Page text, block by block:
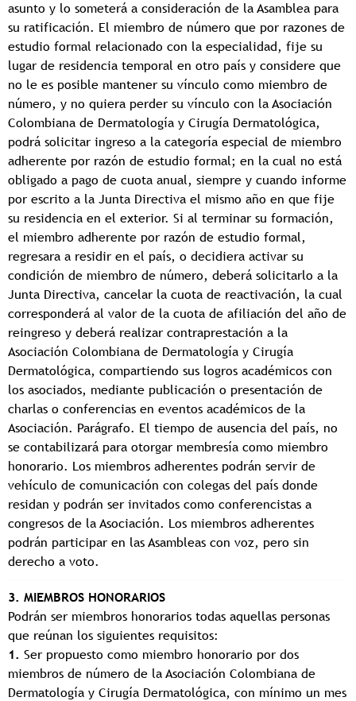
asunto y lo someterá a consideración de la Asamblea para
su ratificación. El miembro de número que por razones de
estudio formal relacionado con la especialidad, fije su
lugar de residencia temporal en otro país y considere que
no le es posible mantener su vínculo como miembro de
número, y no quiera perder su vínculo con la Asociación
Colombiana de Dermatología y Cirugía Dermatológica,
podrá solicitar ingreso a la categoría especial de miembro
adherente por razón de estudio formal; en la cual no está
obligado a pago de cuota anual, siempre y cuando informe
por escrito a la Junta Directiva el mismo año en que fije
su residencia en el exterior. Si al terminar su formación,
el miembro adherente por razón de estudio formal,
regresara a residir en el país, o decidiera activar su
condición de miembro de número, deberá solicitarlo a la
Junta Directiva, cancelar la cuota de reactivación, la cual
corresponderá al valor de la cuota de afiliación del año de
reingreso y deberá realizar contraprestación a la
Asociación Colombiana de Dermatología y Cirugía
Dermatológica, compartiendo sus logros académicos con
los asociados, mediante publicación o presentación de
charlas o conferencias en eventos académicos de la
Asociación. Parágrafo. El tiempo de ausencia del país, no
se contabilizará para otorgar membresía como miembro
honorario. Los miembros adherentes podrán servir de
vehículo de comunicación con colegas del país donde
residan y podrán ser invitados como conferencistas a
congresos de la Asociación. Los miembros adherentes
podrán participar en las Asambleas con voz, pero sin
derecho a voto.
3. MIEMBROS HONORARIOS
Podrán ser miembros honorarios todas aquellas personas
que reúnan los siguientes requisitos:
1. Ser propuesto como miembro honorario por dos
miembros de número de la Asociación Colombiana de
Dermatología y Cirugía Dermatológica, con mínimo un mes